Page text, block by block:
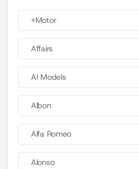
+Motor
Affairs
AI Models
Albon
Alfa Romeo
Alonso